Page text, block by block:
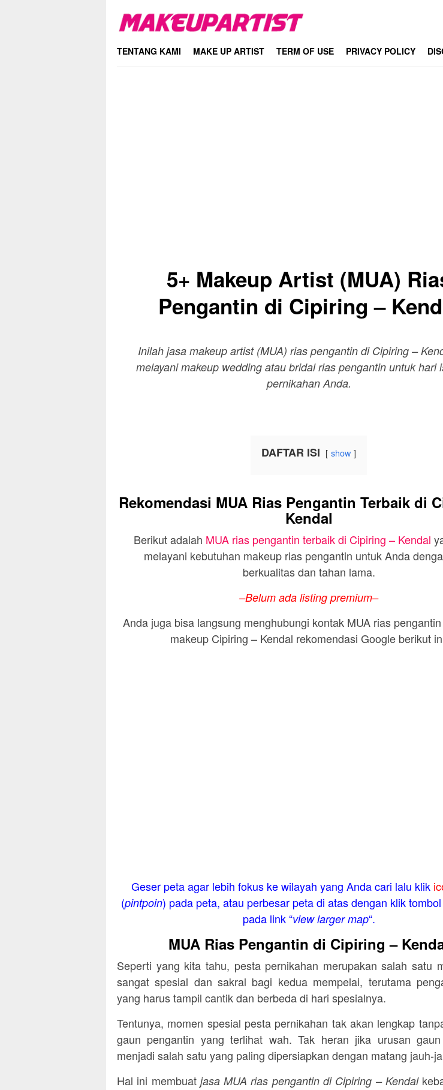
TENTANG KAMI MAKE UP ARTIST TERM OF USE PRIVACY POLICY
5+ Makeup Artist (MUA)
Pengantin di Cipiring –
Inilah jasa makeup artist (MUA) rias pengantin di Cipiring –
melayani makeup wedding atau bridal rias pengantin untuk hari
pernikahan Anda.
DAFTAR ISI show
Rekomendasi MUA Rias Pengantin Terbaik di
Kendal
Berikut adalah MUA rias pengantin terbaik di Cipiring – Kendal
melayani kebutuhan makeup rias pengantin untuk Anda
berkualitas dan tahan lama.
–Belum ada listing premium–
Anda juga bisa langsung menghubungi kontak MUA rias
makeup Cipiring – Kendal rekomendasi Google berikut
Geser peta agar lebih fokus ke wilayah yang Anda cari lalu klik
(pintpoin) pada peta, atau perbesar peta di atas dengan klik tombol
pada link “view larger map“.
MUA Rias Pengantin di Cipiring –
Seperti yang kita tahu, pesta pernikahan merupakan salah satu
sangat spesial dan sakral bagi kedua mempelai, terutama
yang harus tampil cantik dan berbeda di hari spesialnya.
Tentunya, momen spesial pesta pernikahan tak akan lengkap
gaun pengantin yang terlihat wah. Tak heran jika urusan
menjadi salah satu yang paling dipersiapkan dengan matang jauh-
Hal ini membuat jasa MUA rias pengantin di Cipiring – Kendal